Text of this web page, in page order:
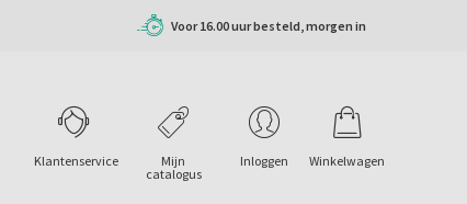
Voor 16.00 uur besteld, morgen in
Winkelwagen
Inloggen
Mijn
catalogus
Klantenservice